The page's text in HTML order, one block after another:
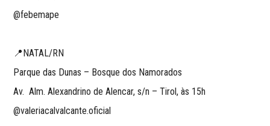
@febemape
📍NATAL/RN
Parque das Dunas – Bosque dos Namorados
Av. Alm. Alexandrino de Alencar, s/n – Tirol, às 15h
@valeriacalvalcante.oficial